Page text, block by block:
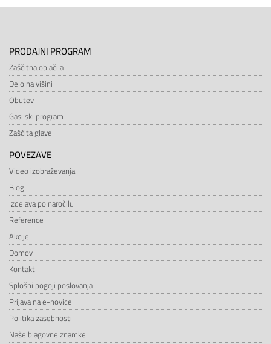
PRODAJNI PROGRAM
Zaščitna oblačila
Delo na višini
Obutev
Gasilski program
Zaščita glave
POVEZAVE
Video izobraževanja
Blog
Izdelava po naročilu
Reference
Akcije
Domov
Kontakt
Splošni pogoji poslovanja
Prijava na e-novice
Politika zasebnosti
Naše blagovne znamke